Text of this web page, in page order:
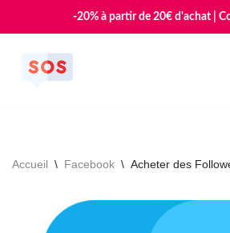
-20% à partir de 20€ d'achat |
Aller
Accueil \ Facebook \ Acheter des